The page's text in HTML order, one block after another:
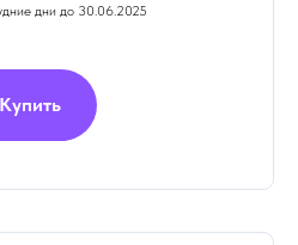
дни до 30.06.2025
Купить